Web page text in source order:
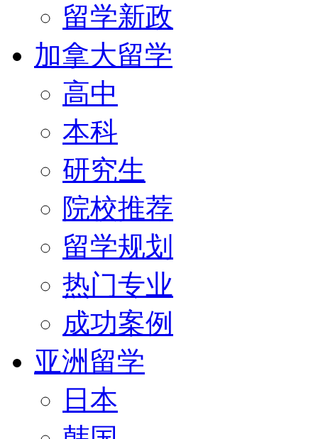
留学新政
加拿大留学
高中
本科
研究生
院校推荐
留学规划
热门专业
成功案例
亚洲留学
日本